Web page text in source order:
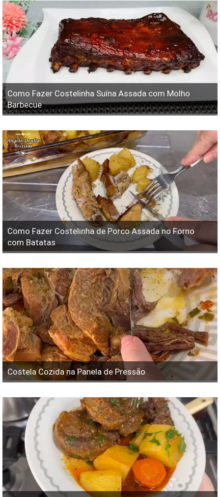
Como Fazer Costelinha Suína Assada com Molho
Barbecue
Como Fazer Costelinha de Porco Assada no Forno
com Batatas
Costela Cozida na Panela de Pressão